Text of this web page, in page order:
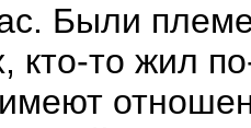
Были
кто-то жил